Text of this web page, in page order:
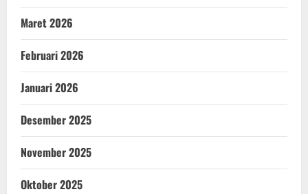
Maret 2026
Februari 2026
Januari 2026
Desember 2025
November 2025
Oktober 2025